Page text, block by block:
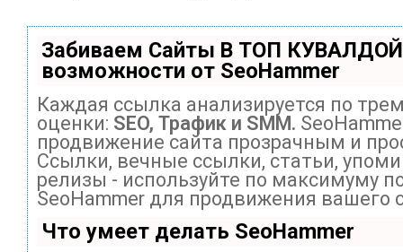
Забиваем Сайты В ТОП
возможности от SeoHammer
Каждая ссылка анализируется по
оценки: SEO, Трафик и SMM.
продвижение сайта прозрачным и
Ссылки, вечные ссылки, статьи,
релизы - используйте по максимуму
SeoHammer для продвижения вашего
Что умеет делать SeoHammer